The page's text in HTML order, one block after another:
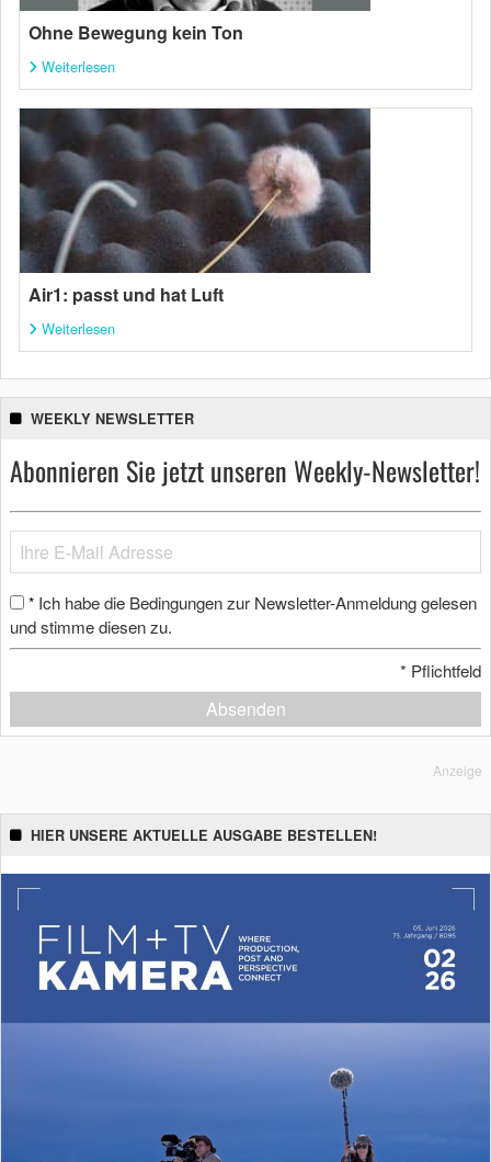
Ohne Bewegung kein Ton
Weiterlesen
Air1: passt und hat Luft
Weiterlesen
WEEKLY NEWSLETTER
Abonnieren Sie jetzt unseren Weekly-Newsletter!
* Ich habe die Bedingungen zur Newsletter-Anmeldung gelesen
und stimme diesen zu.
* Pflichtfeld
Absenden
Anzeige
HIER UNSERE AKTUELLE AUSGABE BESTELLEN!